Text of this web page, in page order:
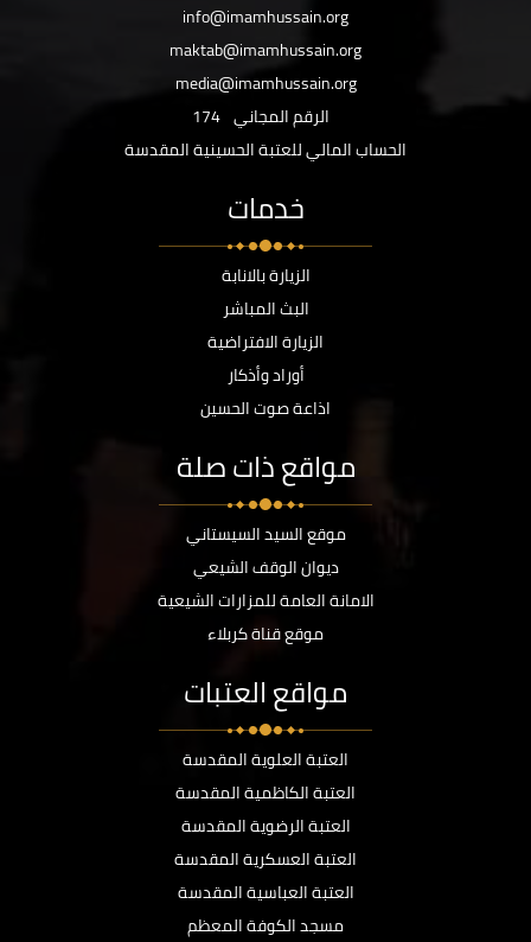
info@imamhussain.org
maktab@imamhussain.org
media@imamhussain.org
الرقم المجاني 174
الحساب المالي للعتبة الحسينية المقدسة
خدمات
الزيارة بالانابة
البث المباشر
الزيارة الافتراضية
أوراد وأذكار
اذاعة صوت الحسين
مواقع ذات صلة
موقع السيد السيستاني
ديوان الوقف الشيعي
الامانة العامة للمزارات الشيعية
موقع قناة كربلاء
مواقع العتبات
العتبة العلوية المقدسة
العتبة الكاظمية المقدسة
العتبة الرضوية المقدسة
العتبة العسكرية المقدسة
العتبة العباسية المقدسة
مسجد الكوفة المعظم